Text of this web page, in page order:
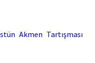
Akmen Tartışması